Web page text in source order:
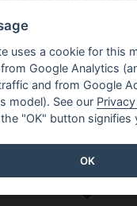
Au Cheval Blanc.
Savoie Airport, 40
ContactEmailor
& Copyright
�
uses a cookie for this
Google Analytics
and from Google
model). See our
"OK" button signifies
OK